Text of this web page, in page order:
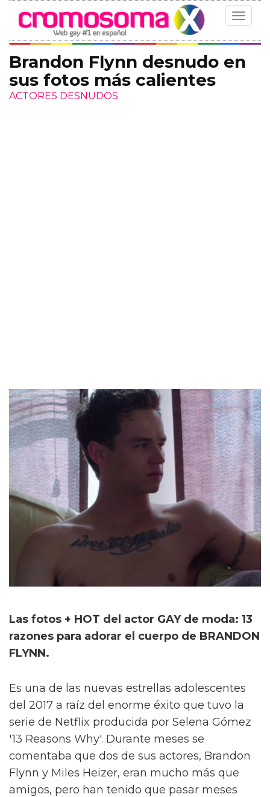
Toggle
Brandon Flynn desnudo en
sus fotos más calientes
ACTORES DESNUDOS
Las fotos + HOT del actor GAY de moda: 13
razones para adorar el cuerpo de BRANDON
FLYNN.
Es una de las nuevas estrellas adolescentes
del 2017 a raíz del enorme éxito que tuvo la
serie de Netflix producida por Selena Gómez
'13 Reasons Why'. Durante meses se
comentaba que dos de sus actores, Brandon
Flynn y Miles Heizer, eran mucho más que
amigos, pero han tenido que pasar meses